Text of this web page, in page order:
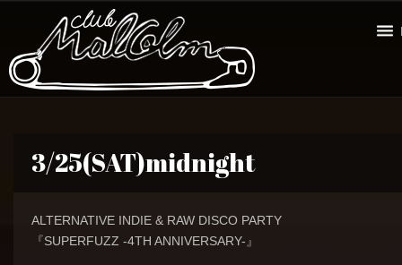
3/25(SAT)midnight
ALTERNATIVE INDIE & RAW DISCO PARTY
『SUPERFUZZ -4TH ANNIVERSARY-』